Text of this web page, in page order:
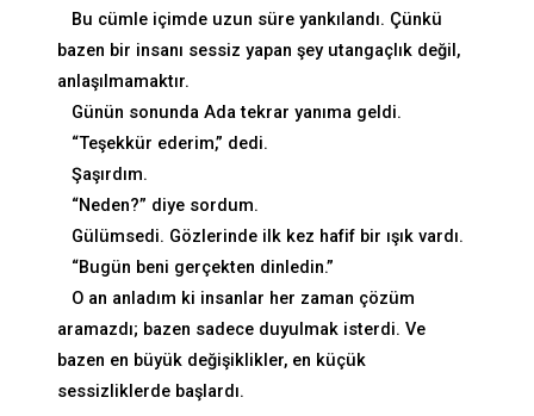
Bu cümle içimde uzun süre yankılandı. Çünkü
bazen bir insanı sessiz yapan şey utangaçlık değil,
anlaşılmamaktır.
Günün sonunda Ada tekrar yanıma geldi.
“Teşekkür ederim,” dedi.
Şaşırdım.
“Neden?” diye sordum.
Gülümsedi. Gözlerinde ilk kez hafif bir ışık vardı.
“Bugün beni gerçekten dinledin.”
O an anladım ki insanlar her zaman çözüm
aramazdı; bazen sadece duyulmak isterdi. Ve
bazen en büyük değişiklikler, en küçük
sessizliklerde başlardı.